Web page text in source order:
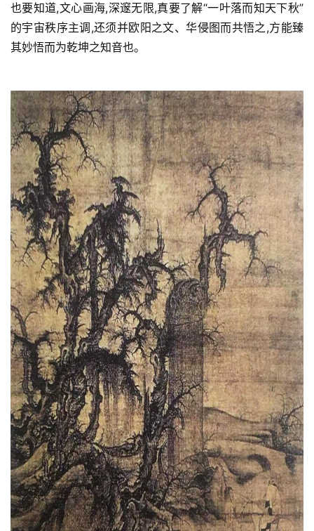
也要知道,文心画海,深邃无限,真要了解“一叶落而知天下秋”
的宇宙秩序主调,还须并欧阳之文、华侵图而共悟之,方能臻
其妙悟而为乾坤之知音也。